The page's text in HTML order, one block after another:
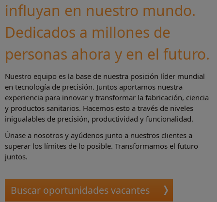
influyan en nuestro mundo.
Dedicados a millones de
personas ahora y en el futuro.
Nuestro equipo es la base de nuestra posición líder mundial
en tecnología de precisión. Juntos aportamos nuestra
experiencia para innovar y transformar la fabricación, ciencia
y productos sanitarios. Hacemos esto a través de niveles
inigualables de precisión, productividad y funcionalidad.
Únase a nosotros y ayúdenos junto a nuestros clientes a
superar los límites de lo posible. Transformamos el futuro
juntos.
Buscar oportunidades vacantes